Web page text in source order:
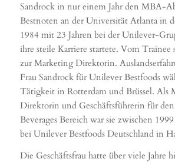
Sandrock in nur einem Jahr den MBA-
Bestnoten an der Universität Atlanta in
1984 mit 23 Jahren bei der Unilever-
ihre steile Karriere startete. Vom Trainee
zur Marketing Direktorin.
Frau Sandrock für Unilever Bestfoods
Tätigkeit in Rotterdam und Brüssel. Als
Direktorin und Geschäftsführerin für
Beverages Bereich war sie zwischen
bei Unilever Bestfoods Deutschland in
Die Geschäftsfrau hatte über viele Jahre